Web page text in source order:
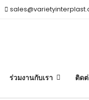
ร่วมงานกับเรา ติดต่